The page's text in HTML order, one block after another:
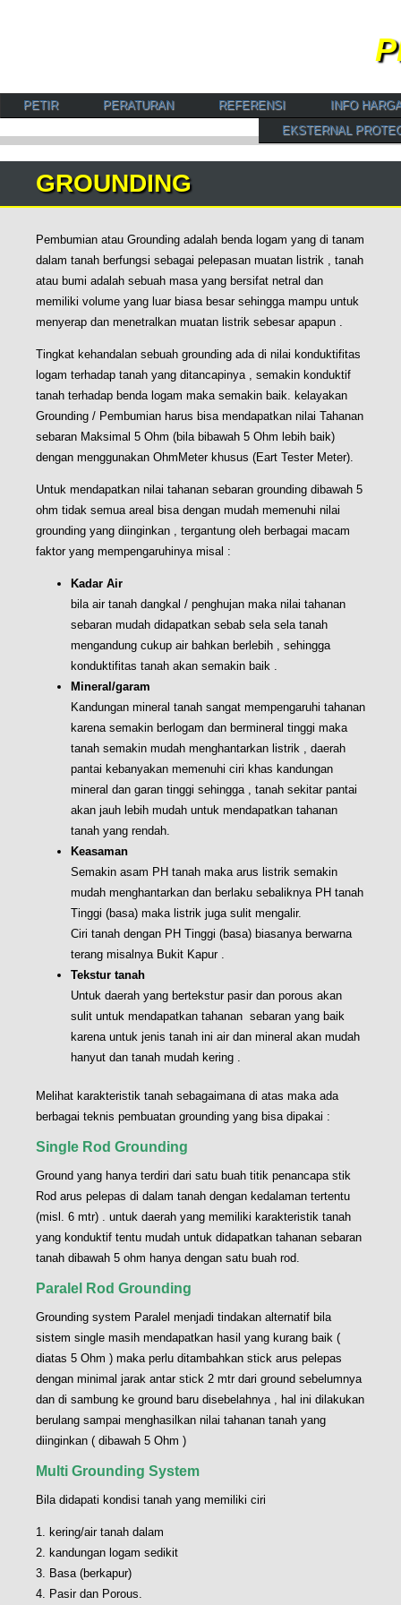
PETIR PERATURAN REFERENSI
INFO
EKSTERNAL
GROUNDING
Pembumian atau Grounding adalah benda logam yang di tanam
dalam tanah berfungsi sebagai pelepasan muatan listrik , tanah
atau bumi adalah sebuah masa yang bersifat netral dan
memiliki volume yang luar biasa besar sehingga mampu untuk
menyerap dan menetralkan muatan listrik sebesar apapun .
Tingkat kehandalan sebuah grounding ada di nilai konduktifitas
logam terhadap tanah yang ditancapinya , semakin konduktif
tanah terhadap benda logam maka semakin baik. kelayakan
Grounding / Pembumian harus bisa mendapatkan nilai Tahanan
sebaran Maksimal 5 Ohm (bila bibawah 5 Ohm lebih baik)
dengan menggunakan OhmMeter khusus (Eart Tester Meter).
Untuk mendapatkan nilai tahanan sebaran grounding dibawah 5
ohm tidak semua areal bisa dengan mudah memenuhi nilai
grounding yang diinginkan , tergantung oleh berbagai macam
faktor yang mempengaruhinya misal :
Kadar Air
bila air tanah dangkal / penghujan maka nilai tahanan
sebaran mudah didapatkan sebab sela sela tanah
mengandung cukup air bahkan berlebih , sehingga
konduktifitas tanah akan semakin baik .
Mineral/garam
Kandungan mineral tanah sangat mempengaruhi tahanan
karena semakin berlogam dan bermineral tinggi maka
tanah semakin mudah menghantarkan listrik , daerah
pantai kebanyakan memenuhi ciri khas kandungan
mineral dan garan tinggi sehingga , tanah sekitar pantai
akan jauh lebih mudah untuk mendapatkan tahanan
tanah yang rendah.
Keasaman
Semakin asam PH tanah maka arus listrik semakin
mudah menghantarkan dan berlaku sebaliknya PH tanah
Tinggi (basa) maka listrik juga sulit mengalir.
Ciri tanah dengan PH Tinggi (basa) biasanya berwarna
terang misalnya Bukit Kapur .
Tekstur tanah
Untuk daerah yang bertekstur pasir dan porous akan
sulit untuk mendapatkan tahanan sebaran yang baik
karena untuk jenis tanah ini air dan mineral akan mudah
hanyut dan tanah mudah kering .
Melihat karakteristik tanah sebagaimana di atas maka ada
berbagai teknis pembuatan grounding yang bisa dipakai :
Single Rod Grounding
Ground yang hanya terdiri dari satu buah titik penancapa stik
Rod arus pelepas di dalam tanah dengan kedalaman tertentu
(misl. 6 mtr) . untuk daerah yang memiliki karakteristik tanah
yang konduktif tentu mudah untuk didapatkan tahanan sebaran
tanah dibawah 5 ohm hanya dengan satu buah rod.
Paralel Rod Grounding
Grounding system Paralel menjadi tindakan alternatif bila
sistem single masih mendapatkan hasil yang kurang baik (
diatas 5 Ohm ) maka perlu ditambahkan stick arus pelepas
dengan minimal jarak antar stick 2 mtr dari ground sebelumnya
dan di sambung ke ground baru disebelahnya , hal ini dilakukan
berulang sampai menghasilkan nilai tahanan tanah yang
diinginkan ( dibawah 5 Ohm )
Multi Grounding System
Bila didapati kondisi tanah yang memiliki ciri
1. kering/air tanah dalam
2. kandungan logam sedikit
3. Basa (berkapur)
4. Pasir dan Porous.